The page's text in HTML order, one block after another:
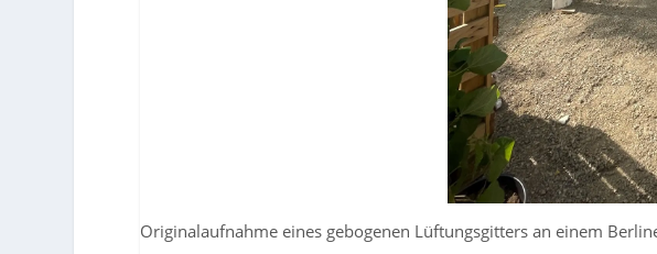
Originalaufnahme eines gebogenen Lüftungsgitters an einem